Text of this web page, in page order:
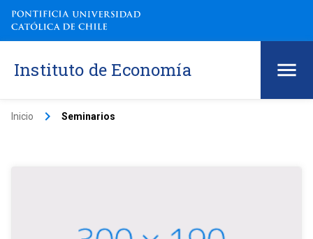
Instituto de Economía
Inicio keyboard_arrow_right Seminarios